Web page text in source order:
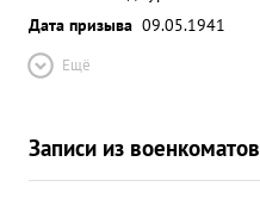
Дата призыва 09.05.1941
Ещё
Записи из военкоматов